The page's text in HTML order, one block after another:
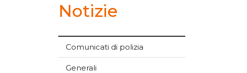
Notizie
Comunicati di polizia
Generali